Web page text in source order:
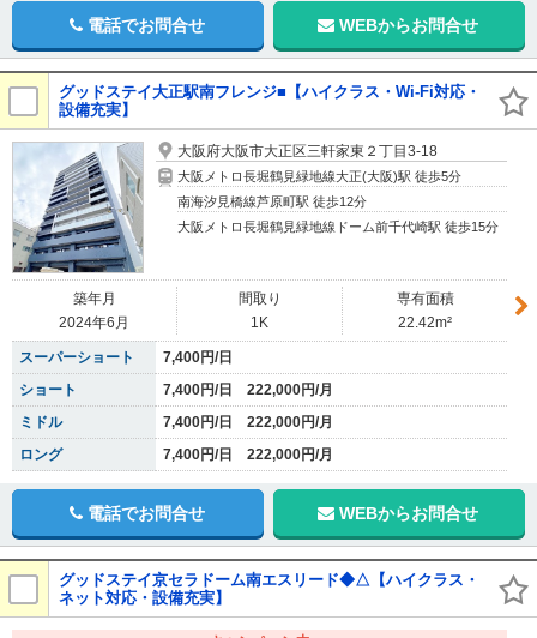
電話でお問合せ WEBからお問合せ
グッドステイ大正駅南フレンジ■【ハイクラス・Wi-Fi対応・
設備充実】
大阪府大阪市大正区三軒家東２丁目3-18
大阪メトロ長堀鶴見緑地線大正(大阪)駅 徒歩5分
南海汐見橋線芦原町駅 徒歩12分
大阪メトロ長堀鶴見緑地線ドーム前千代崎駅 徒歩15分
築年月
2024年6月
間取り
1K
専有面積
22.42m²
スーパーショート
7,400円/日
ショート
7,400円/日 222,000円/月
ミドル
7,400円/日 222,000円/月
ロング
7,400円/日 222,000円/月
電話でお問合せ WEBからお問合せ
グッドステイ京セラドーム南エスリード◆△【ハイクラス・
ネット対応・設備充実】